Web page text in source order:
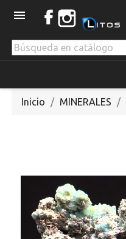

Inicio MINERALES